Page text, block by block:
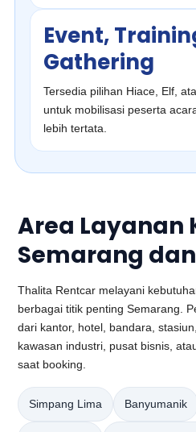
Event,
Gathering
Tersedia pilihan Hiace, Elf,
untuk mobilisasi peserta
lebih tertata.
Area Layanan
Semarang
Thalita Rentcar melayani
berbagai titik penting Semarang.
dari kantor, hotel, bandara,
kawasan industri, pusat bisnis,
saat booking.
Simpang Lima Banyumanik